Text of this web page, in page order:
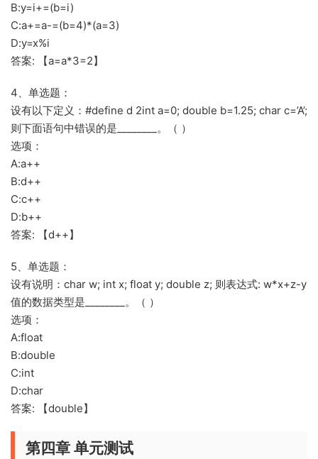
B:y=i+=(b=i)
C:a+=a-=(b=4)*(a=3)
D:y=x%i
答案: 【a=a*3=2】
4、单选题：
设有以下定义：#define d 2int a=0; double b=1.25; char c=’A’;
则下面语句中错误的是________。（ ）
选项：
A:a++
B:d++
C:c++
D:b++
答案: 【d++】
5、单选题：
设有说明：char w; int x; float y; double z; 则表达式: w*x+z-y
值的数据类型是________。（ ）
选项：
A:float
B:double
C:int
D:char
答案: 【double】
第四章 单元测试